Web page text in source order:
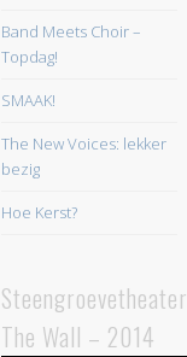
Band Meets Choir –
Topdag!
SMAAK!
The New Voices: lekker
bezig
Hoe Kerst?
Steengroevetheater
The Wall – 2014